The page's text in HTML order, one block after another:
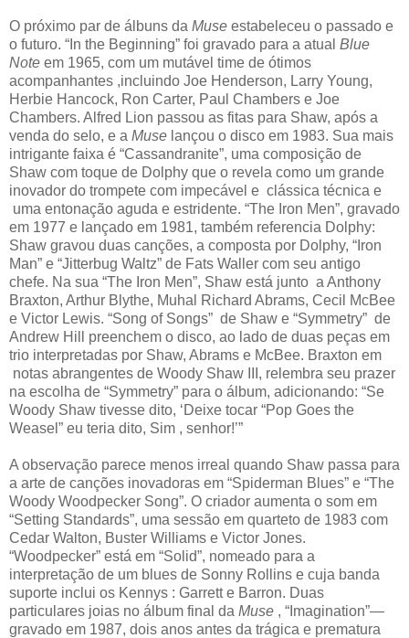
O próximo par de álbuns da Muse estabeleceu o passado e
o futuro. “In the Beginning” foi gravado para a atual Blue
Note em 1965, com um mutável time de ótimos
acompanhantes ,incluindo Joe Henderson, Larry Young,
Herbie Hancock, Ron Carter, Paul Chambers e Joe
Chambers. Alfred Lion passou as fitas para Shaw, após a
venda do selo, e a Muse lançou o disco em 1983. Sua mais
intrigante faixa é “Cassandranite”, uma composição de
Shaw com toque de Dolphy que o revela como um grande
inovador do trompete com impecável e clássica técnica e
uma entonação aguda e estridente. “The Iron Men”, gravado
em 1977 e lançado em 1981, também referencia Dolphy:
Shaw gravou duas canções, a composta por Dolphy, “Iron
Man” e “Jitterbug Waltz” de Fats Waller com seu antigo
chefe. Na sua “The Iron Men”, Shaw está junto a Anthony
Braxton, Arthur Blythe, Muhal Richard Abrams, Cecil McBee
e Victor Lewis. “Song of Songs” de Shaw e “Symmetry” de
Andrew Hill preenchem o disco, ao lado de duas peças em
trio interpretadas por Shaw, Abrams e McBee. Braxton em
notas abrangentes de Woody Shaw III, relembra seu prazer
na escolha de “Symmetry” para o álbum, adicionando: “Se
Woody Shaw tivesse dito, ‘Deixe tocar “Pop Goes the
Weasel” eu teria dito, Sim , senhor!’”
A observação parece menos irreal quando Shaw passa para
a arte de canções inovadoras em “Spiderman Blues” e “The
Woody Woodpecker Song”. O criador aumenta o som em
“Setting Standards”, uma sessão em quarteto de 1983 com
Cedar Walton, Buster Williams e Victor Jones.
“Woodpecker” está em “Solid”, nomeado para a
interpretação de um blues de Sonny Rollins e cuja banda
suporte inclui os Kennys : Garrett e Barron. Duas
particulares joias no álbum final da Muse , “Imagination”—
gravado em 1987, dois anos antes da trágica e prematura